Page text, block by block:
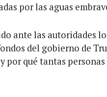
por las aguas
ante las autoridades
del gobierno de
por qué tantas